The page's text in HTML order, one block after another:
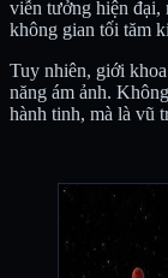
viễn tưởng hiện đại,
không gian tối tăm
Tuy nhiên, giới
năng ám ảnh.
hành tinh, mà là vũ